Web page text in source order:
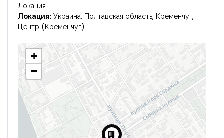
Локация
Локация: Украина, Полтавская область, Кременчуг,
Центр (Кременчуг)
+
−